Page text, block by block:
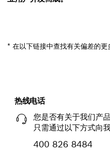
* 在以下链接中查找有关偏差的更
热线电话
您是否有关于我们产
只需通过以下方式向
400 826 8484